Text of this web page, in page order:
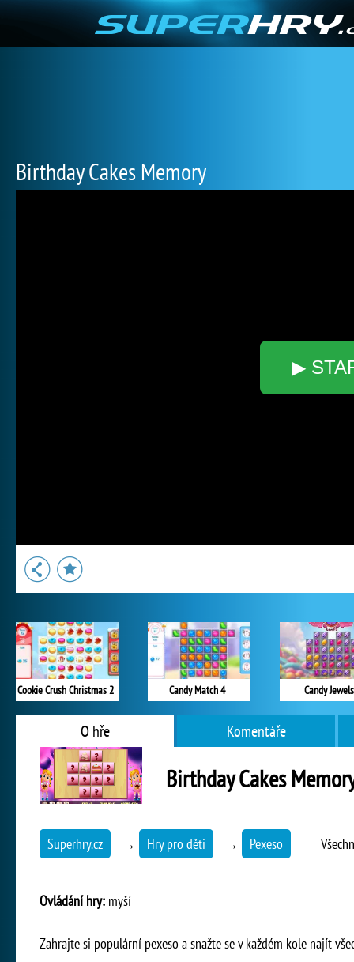
Birthday Cakes Memory
▶
Cookie Crush Christmas 2 Candy Match 4 Candy Jewels
O hře Komentáře
Birthday Cakes
Superhry.cz → Hry pro děti → Pexeso
Ovládání hry: myší
Zahrajte si populární pexeso a snažte se v každém kole najít